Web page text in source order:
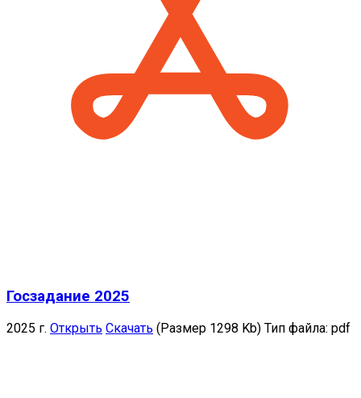
Госзадание 2025
2025 г. Открыть Скачать (Размер 1298 Kb) Тип файла: pdf